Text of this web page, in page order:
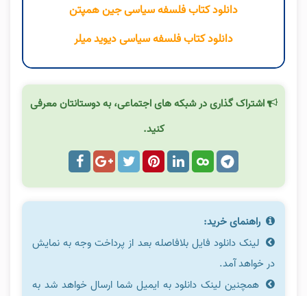
دانلود کتاب فلسفه سیاسی جین همپتن
دانلود کتاب فلسفه سیاسی دیوید میلر
اشتراک گذاری در شبکه های اجتماعی، به دوستانتان معرفی
کنید.
راهنمای خرید:
لینک دانلود فایل بلافاصله بعد از پرداخت وجه به نمایش
در خواهد آمد.
همچنین لینک دانلود به ایمیل شما ارسال خواهد شد به